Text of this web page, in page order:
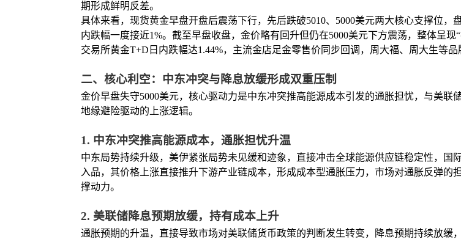
期形成鲜明反差。
具体来看，现货黄金早盘开盘后震荡下行，先后跌破5010、5000美元两大核心支撑位，
内跌幅一度接近1%。截至早盘收盘，金价略有回升但仍在5000美元下方震荡，整体呈
交易所黄金T+D日内跌幅达1.44%，主流金店足金零售价同步回调，周大福、周大生等品
二、核心利空：中东冲突与降息放缓形成双重压制
金价早盘失守5000美元，核心驱动力是中东冲突推高能源成本引发的通胀担忧，与美
地缘避险驱动的上涨逻辑。
1. 中东冲突推高能源成本，通胀担忧升温
中东局势持续升级，美伊紧张局势未见缓和迹象，直接冲击全球能源供应链稳定性，
入品，其价格上涨直接推升下游产业链成本，形成成本型通胀压力，市场对通胀反弹
撑动力。
2. 美联储降息预期放缓，持有成本上升
通胀预期的升温，直接导致市场对美联储货币政策的判断发生转变，降息预期持续放缓